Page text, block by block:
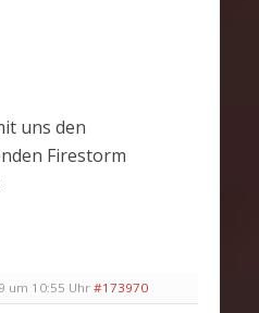
uns den
Firestorm
um 10:55 Uhr #173970